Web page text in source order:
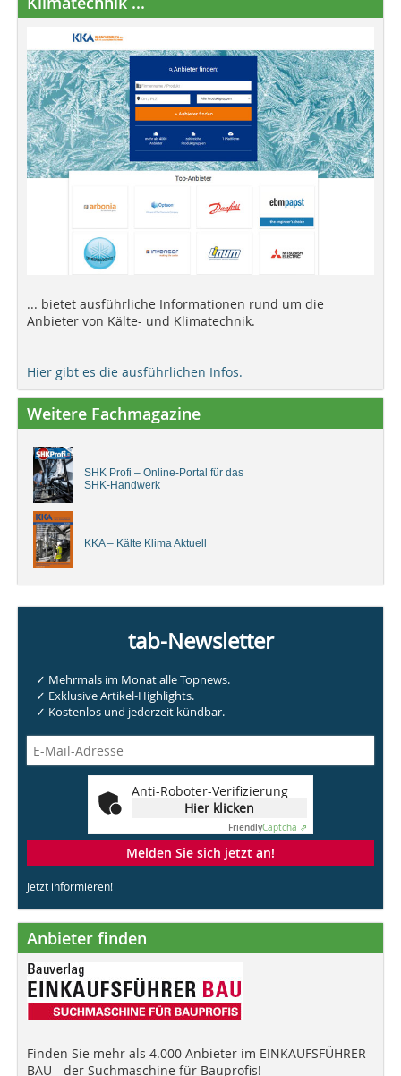
... bietet ausführliche Informationen rund um die
Anbieter von Kälte- und Klimatechnik.
Hier gibt es die ausführlichen Infos.
Weitere Fachmagazine
SHK Profi – Online-Portal für das
SHK-Handwerk
KKA – Kälte Klima Aktuell
tab-Newsletter
✓ Mehrmals im Monat alle Topnews.
✓ Exklusive Artikel-Highlights.
✓ Kostenlos und jederzeit kündbar.
Anti-Roboter-Verifizierung
Hier klicken
FriendlyCaptcha ⇗
Melden Sie sich jetzt an!
Jetzt informieren!
Anbieter finden
Finden Sie mehr als 4.000 Anbieter im EINKAUFSFÜHRER
BAU - der Suchmaschine für Bauprofis!